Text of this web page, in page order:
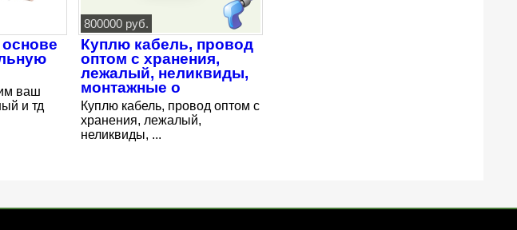
ваш
и тд
800000 руб.
Куплю кабель, провод
оптом с хранения,
лежалый, неликвиды,
монтажные о
Куплю кабель, провод оптом с
хранения, лежалый,
неликвиды, ...